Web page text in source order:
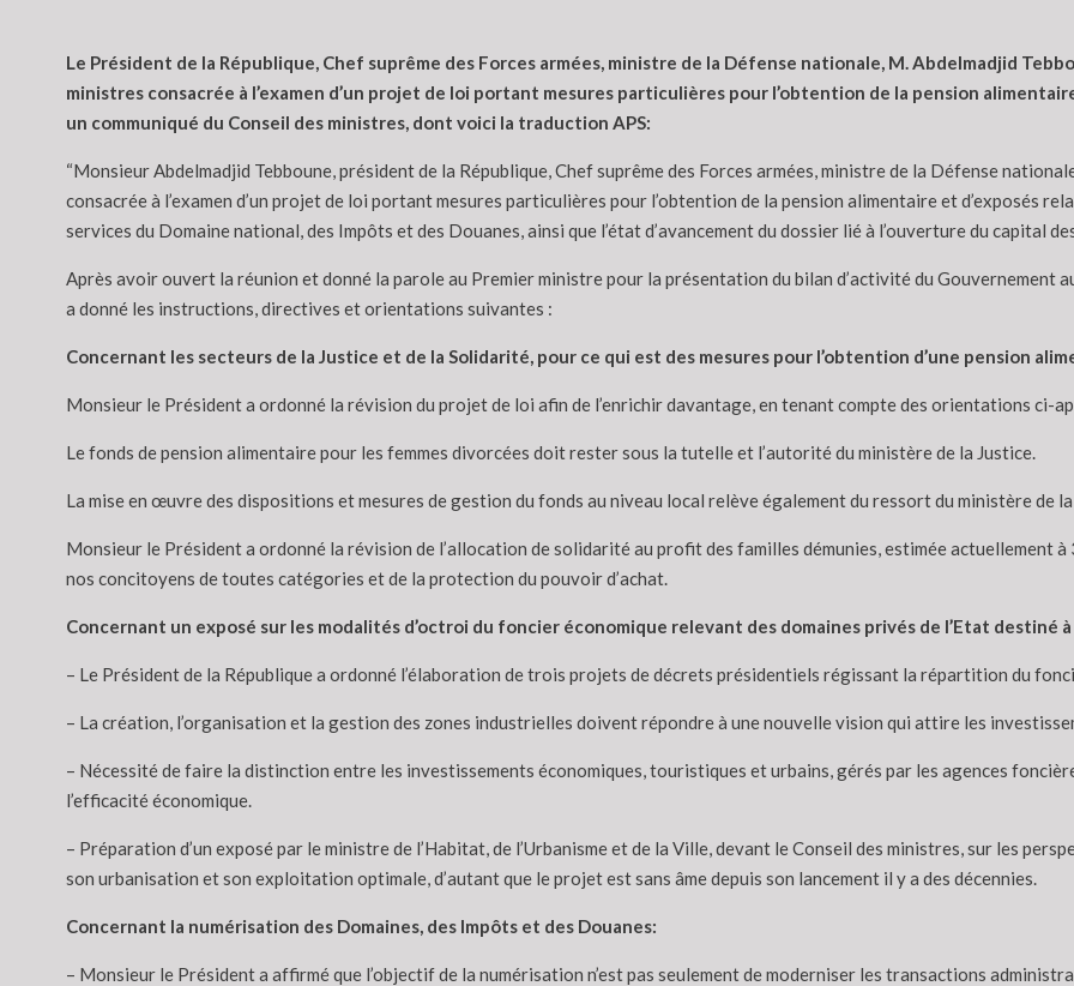
Le Président de la République, Chef suprême des Forces armées, ministre de la Défense nationale, M. Abdelmadjid
ministres consacrée à l’examen d’un projet de loi portant mesures particulières pour l’obtention de la pension
un communiqué du Conseil des ministres, dont voici la traduction APS:
“Monsieur Abdelmadjid Tebboune, président de la République, Chef suprême des Forces armées, ministre de la Défense
consacrée à l’examen d’un projet de loi portant mesures particulières pour l’obtention de la pension alimentaire et d’exposés
services du Domaine national, des Impôts et des Douanes, ainsi que l’état d’avancement du dossier lié à l’ouverture du capital
Après avoir ouvert la réunion et donné la parole au Premier ministre pour la présentation du bilan d’activité du Gouvernement
a donné les instructions, directives et orientations suivantes :
Concernant les secteurs de la Justice et de la Solidarité, pour ce qui est des mesures pour l’obtention d’une pension
Monsieur le Président a ordonné la révision du projet de loi afin de l’enrichir davantage, en tenant compte des orientations ci-
Le fonds de pension alimentaire pour les femmes divorcées doit rester sous la tutelle et l’autorité du ministère de la Justice.
La mise en œuvre des dispositions et mesures de gestion du fonds au niveau local relève également du ressort du ministère de
Monsieur le Président a ordonné la révision de l’allocation de solidarité au profit des familles démunies, estimée actuellement
nos concitoyens de toutes catégories et de la protection du pouvoir d’achat.
Concernant un exposé sur les modalités d’octroi du foncier économique relevant des domaines privés de l’Etat destiné
– Le Président de la République a ordonné l’élaboration de trois projets de décrets présidentiels régissant la répartition du
– La création, l’organisation et la gestion des zones industrielles doivent répondre à une nouvelle vision qui attire les
– Nécessité de faire la distinction entre les investissements économiques, touristiques et urbains, gérés par les agences
l’efficacité économique.
– Préparation d’un exposé par le ministre de l’Habitat, de l’Urbanisme et de la Ville, devant le Conseil des ministres, sur les
son urbanisation et son exploitation optimale, d’autant que le projet est sans âme depuis son lancement il y a des décennies.
Concernant la numérisation des Domaines, des Impôts et des Douanes:
– Monsieur le Président a affirmé que l’objectif de la numérisation n’est pas seulement de moderniser les transactions